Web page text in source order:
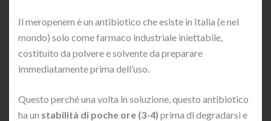
Il meropenem è un antibiotico che esiste in Italia (e nel
mondo) solo come farmaco industriale iniettabile,
costituito da polvere e solvente da preparare
immediatamente prima dell’uso.
Questo perché una volta in soluzione, questo antibiotico
ha un stabilità di poche ore (3-4) prima di degradarsi e